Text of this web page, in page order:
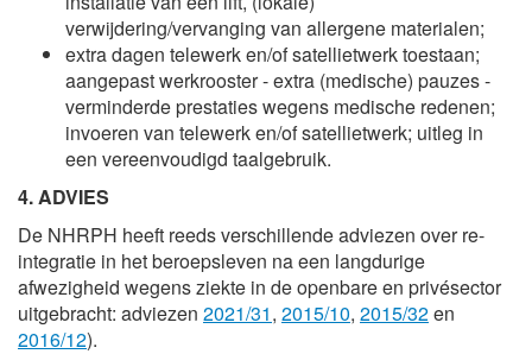
verwijdering/vervanging van allergene materialen;
extra dagen telewerk en/of satellietwerk toestaan;
aangepast werkrooster - extra (medische) pauzes -
verminderde prestaties wegens medische redenen;
invoeren van telewerk en/of satellietwerk; uitleg in
een vereenvoudigd taalgebruik.
4.ADVIES
De NHRPH heeft reeds verschillende adviezen over re-
integratie in het beroepsleven na een langdurige
afwezigheid wegens ziekte in de openbare en privésector
uitgebracht: adviezen 2021/31, 2015/10, 2015/32en
2016/12).